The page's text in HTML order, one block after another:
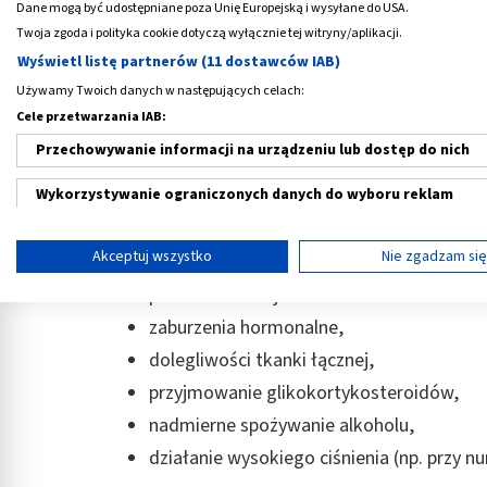
trwałych zmian w obrębiestawu biodrowego
Jałowa martwica głowy kości udowej
w tym przypadku udowej. U dzieci
wzrostem. Do warstwy chrząstki
otrzymuje za mało tlenu i substancji
martwica.
anomalie w budowie naczyń
pourazowe miejscowe niedokrwienia u
zaburzenia hormonalne,
dolegliwości tkanki łącznej,
przyjmowanie glikokortykosteroidów,
nadmierne spożywanie alkoholu,
działanie wysokiego ciśnienia (np. przy
Dane mogą być udostępniane poza Unię Europejską i wysyłane do USA.
Twoja zgoda i polityka cookie dotyczą wyłącznie tej witryny/aplikacji.
Wyświetl listę partnerów (11 dostawców IAB)
Używamy Twoich danych w następujących celach:
Cele przetwarzania IAB:
Przechowywanie informacji na urządzeniu lub dostęp do nich
Wykorzystywanie ograniczonych danych do wyboru reklam
Tworzenie profili w celu spersonalizowanych reklam
Tworzenie profili w celu personalizacji treści
Wykorzystywanie profili w celu doboru spersonalizowanych
Pomiar efektywności reklam
Pomiar efektywności treści
Akceptuj wszystko Nie zgadzam się